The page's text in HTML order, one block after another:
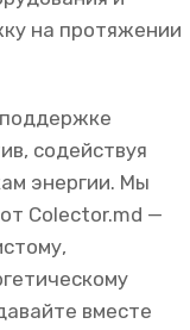
на протяжении
содействуя
энергии. Мы
Colector.md —
вместе